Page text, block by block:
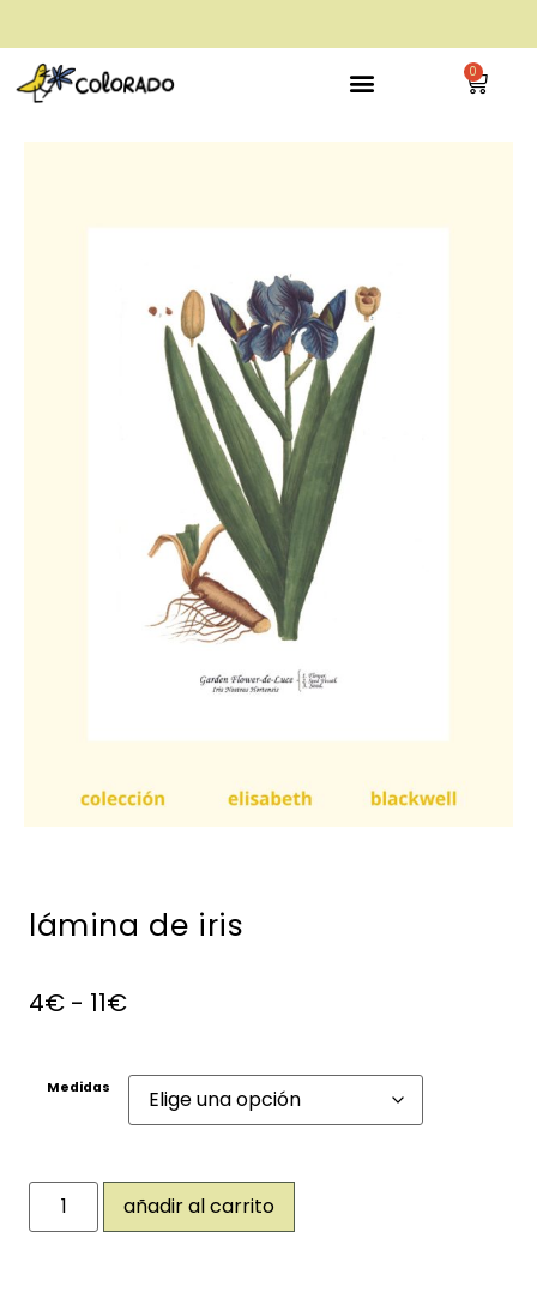
envío gratis a partir de 28€ 0
lámina de iris
4€ - 11€
Medidas
añadir al carrito